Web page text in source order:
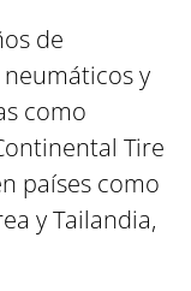
de
y
como
Tire
países como
y Tailandia,